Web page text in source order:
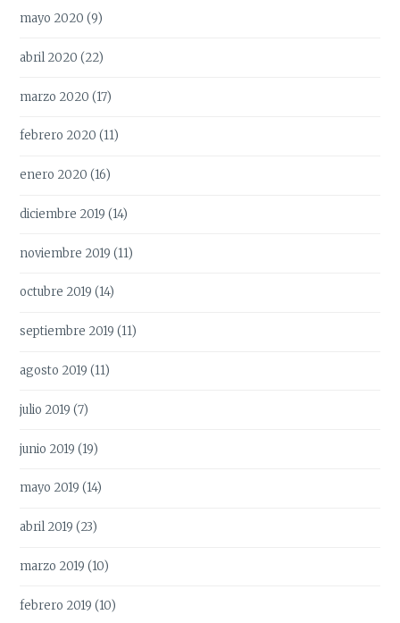
mayo 2020 (9)
abril 2020 (22)
marzo 2020 (17)
febrero 2020 (11)
enero 2020 (16)
diciembre 2019 (14)
noviembre 2019 (11)
octubre 2019 (14)
septiembre 2019 (11)
agosto 2019 (11)
julio 2019 (7)
junio 2019 (19)
mayo 2019 (14)
abril 2019 (23)
marzo 2019 (10)
febrero 2019 (10)